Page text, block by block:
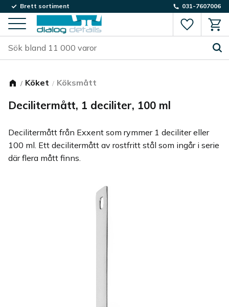
Meny
Brett sortiment 031-7607006
Köket Köksmått
Decilitermått, 1 deciliter, 100 ml
Decilitermått från Exxent som rymmer 1 deciliter eller
100 ml. Ett decilitermått av rostfritt stål som ingår i serie
där flera mått finns.